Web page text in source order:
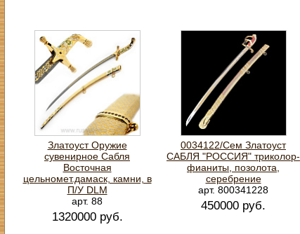
Златоуст Оружие
сувенирное Сабля
Восточная
цельномет.дамаск, камни, в
П/У DLM
арт. 88
1320000 руб.
0034122/Сем Златоуст
САБЛЯ "РОССИЯ" триколор-
фианиты, позолота,
серебрение
арт. 800341228
450000 руб.